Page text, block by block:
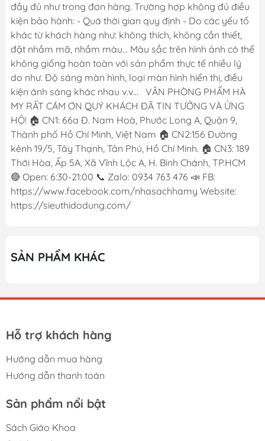
đầy đủ như trong đơn hàng. Trường hợp không đủ điều
kiện bảo hành: - Quá thời gian quy định - Do các yếu tố
khác từ khách hàng như: không thích, không cần thiết,
đặt nhầm mã, nhầm màu... Màu sắc trên hình ảnh có thể
không giống hoàn toàn với sản phẩm thực tế nhiều lý
do như. Độ sáng màn hình, loại màn hình hiển thị, điều
kiện ánh sáng khác nhau v.v... VĂN PHÒNG PHẨM HÀ
MY RẤT CÁM ƠN QUÝ KHÁCH ĐÃ TIN TƯỞNG VÀ ỬNG
HỘ! 🏠 CN1: 66a Đ. Nam Hoà, Phước Long A, Quận 9,
Thành phố Hồ Chí Minh, Việt Nam 🏠 CN2:156 Đường
kênh 19/5, Tây Thạnh, Tân Phú, Hồ Chí Minh. 🏠 CN3: 189
Thới Hòa, Ấp 5A, Xã Vĩnh Lộc A, H. Bình Chánh, TP.HCM
🔴 Open: 6:30-21:00 📞 Zalo: 0934 763 476 📣 FB:
https://www.facebook.com/nhasachhamy Website:
https://sieuthidodung.com/
SẢN PHẨM KHÁC
Hỗ trợ khách hàng
Hướng dẫn mua hàng
Hướng dẫn thanh toán
Sản phẩm nổi bật
Sách Giáo Khoa